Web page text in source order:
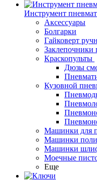
Инструмент
Аксессуары
Болгарки
Гайковерт
Заклепочники
Краскопульты
Дюзы
Кузовной
Машинки для
Машинки
Машинки
Моечные
Еще